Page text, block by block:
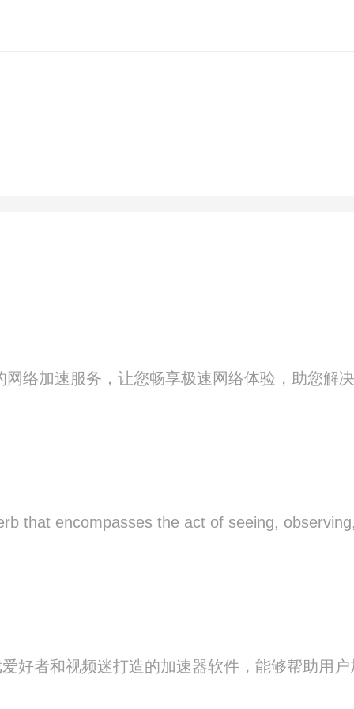
络加速服务，让您畅享极速网络体验，助您解
that encompasses the act of seeing,
好者和视频迷打造的加速器软件，能够帮助用